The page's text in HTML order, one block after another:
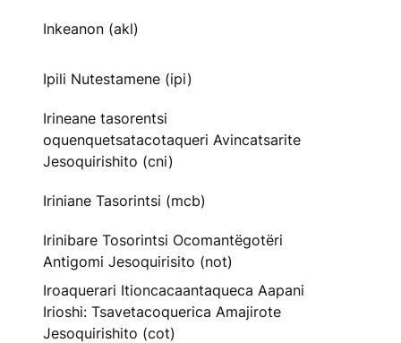
Inkeanon (akl)
Ipili Nutestamene (ipi)
Irineane tasorentsi
oquenquetsatacotaqueri Avincatsarite
Jesoquirishito (cni)
Iriniane Tasorintsi (mcb)
Irinibare Tosorintsi Ocomantëgotëri
Antigomi Jesoquirisito (not)
Iroaquerari Itioncacaantaqueca Aapani
Irioshi: Tsavetacoquerica Amajirote
Jesoquirishito (cot)